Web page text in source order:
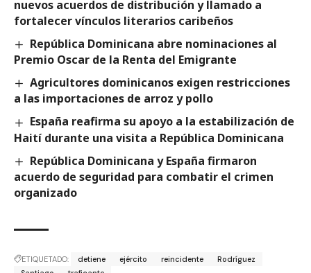
nuevos acuerdos de distribución y llamado a
fortalecer vínculos literarios caribeños
República Dominicana abre nominaciones al
Premio Oscar de la Renta del Emigrante
Agricultores dominicanos exigen restricciones
a las importaciones de arroz y pollo
España reafirma su apoyo a la estabilización de
Haití durante una visita a República Dominicana
República Dominicana y España firmaron
acuerdo de seguridad para combatir el crimen
organizado
ETIQUETADO: detiene ejército reincidente
Rodríguez